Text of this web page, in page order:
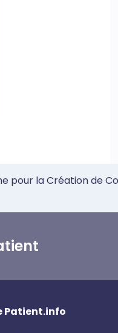
pour la Création de
Patient.info